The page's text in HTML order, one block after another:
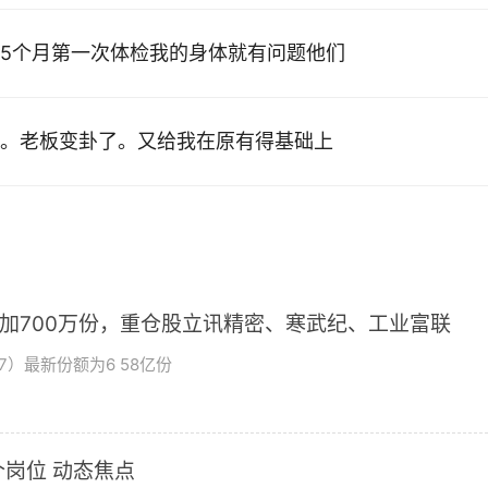
月第一次体检我的身体就有问题他们
老板变卦了。又给我在原有得基础上
700万份，重仓股立讯精密、寒武纪、工业富联
最新份额为6 58亿份
位 动态焦点